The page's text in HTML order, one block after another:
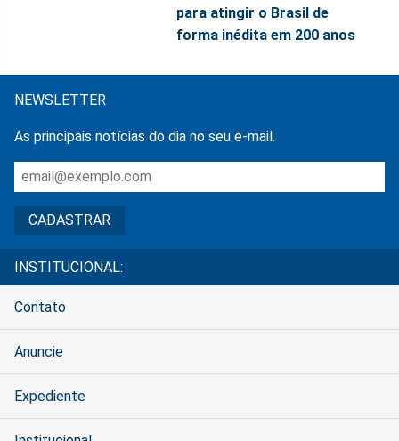
para atingir o Brasil de
forma inédita em 200 anos
NEWSLETTER
As principais notícias do dia no seu e-mail.
INSTITUCIONAL:
Contato
Anuncie
Expediente